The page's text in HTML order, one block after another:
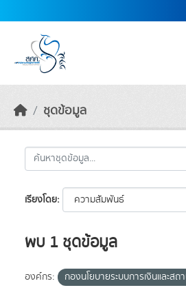
ชุดข้อมูล
เรียงโดย
พบ 1 ชุดข้อมูล
องค์กร: กองนโยบายระบบการเงินและสถ